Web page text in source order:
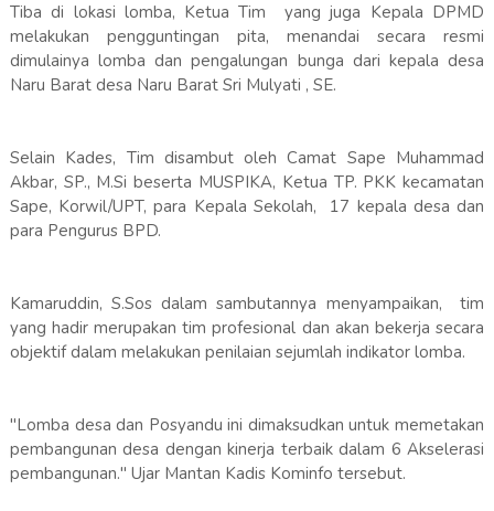
Tiba di lokasi lomba, Ketua Tim yang juga Kepala DPMD
melakukan pengguntingan pita, menandai secara resmi
dimulainya lomba dan pengalungan bunga dari kepala desa
Naru Barat desa Naru Barat Sri Mulyati , SE.
Selain Kades, Tim disambut oleh Camat Sape Muhammad
Akbar, SP., M.Si beserta MUSPIKA, Ketua TP. PKK kecamatan
Sape, Korwil/UPT, para Kepala Sekolah, 17 kepala desa dan
para Pengurus BPD.
Kamaruddin, S.Sos dalam sambutannya menyampaikan, tim
yang hadir merupakan tim profesional dan akan bekerja secara
objektif dalam melakukan penilaian sejumlah indikator lomba.
"Lomba desa dan Posyandu ini dimaksudkan untuk memetakan
pembangunan desa dengan kinerja terbaik dalam 6 Akselerasi
pembangunan." Ujar Mantan Kadis Kominfo tersebut.